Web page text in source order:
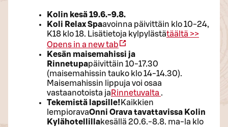
Kolin kesä 19.6.-9.8.
Koli Relax Spaavoinna päivittäin klo 10-24,
K18 klo 18. Lisätietoja kylpylästätäältä >>
Opens in a new tab
Kesän maisemahissi ja
Rinnetupapäivittäin 10-17.30
(maisemahissin tauko klo 14-14.30).
Maisemahissin lippuja voi osaa
vastaanotoista ja Rinnetuvalta .
Tekemistä lapsille! Kaikkien
lempioravaOnni Orava tavattavissa Kolin
Kylähotellillakesällä 20.6.-8.8. ma-la klo